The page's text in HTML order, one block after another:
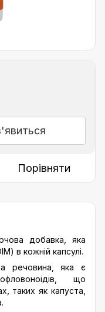
Порівняти
добавка, яка
в кожній капсулі.
речовина, яка є
що
таких як капуста,